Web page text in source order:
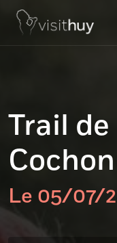
Trail de
Le 05/07/